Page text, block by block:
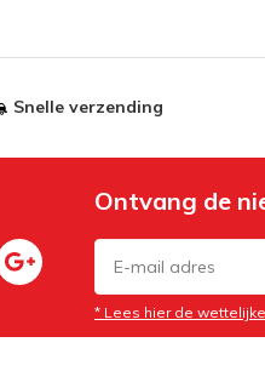
Snelle verzending
Ontvang de
* Lees hier de